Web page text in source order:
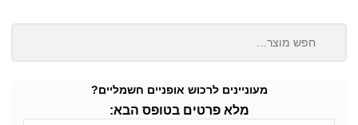
מעוניינים לרכוש אופניים חשמליים?
מלא פרטים בטופס הבא: